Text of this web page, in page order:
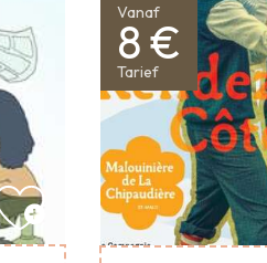
Vanaf
8 €
Tarief